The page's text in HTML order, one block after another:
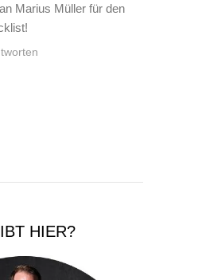
Marius Müller für den
HIER?